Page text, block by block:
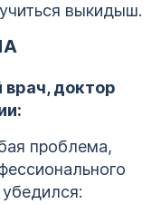
выкидыш.
доктор
проблема,